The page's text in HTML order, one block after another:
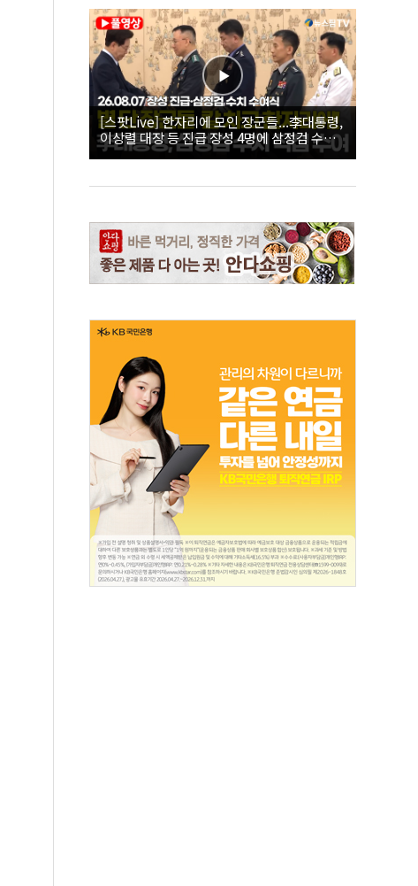
[스팟Live] 한자리에 모인 장군들...李대통령,
이상렬 대장 등 진급 장성 4명에 삼정검 수치
직접 수여｜26.08.07 장성 진급·삼정검 수치